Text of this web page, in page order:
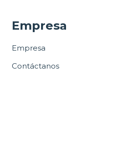
Empresa
Empresa
Contáctanos